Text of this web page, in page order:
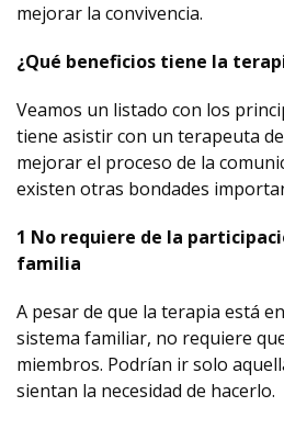
mejorar la convivencia.
¿Qué beneficios tiene la
Veamos un listado con los
tiene asistir con un terapeuta
mejorar el proceso de la
existen otras bondades
1 No requiere de la
familia
A pesar de que la terapia está
sistema familiar, no requiere
miembros. Podrían ir solo
sientan la necesidad de hacerlo.